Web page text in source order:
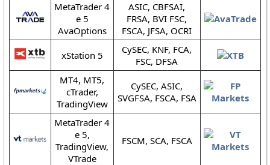
MetaTrader 4
e 5
AvaOptions
ASIC, CBFSAI,
FRSA, BVI FSC,
FSCA, JFSA, OCRI
xStation 5
CySEC, KNF, FCA,
FSC, DFSA
MT4, MT5,
cTrader,
TradingView
CySEC, ASIC,
SVGFSA, FSCA, FSA
MetaTrader 4
e 5,
TradingView,
VTrade
FSCM, SCA, FSCA